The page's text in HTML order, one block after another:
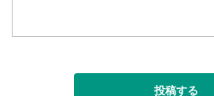
投稿する